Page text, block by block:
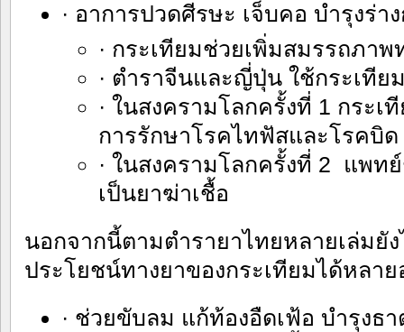
· อาการปวดศีรษะ เจ็บคอ บำรุงร่า
· กระเทียมช่วยเพิ่มสมรรถภาพ
· ตำราจีนและญี่ปุ่น ใช้กระเที
· ในสงครามโลกครั้งที่ 1 กระเ
การรักษาโรคไทฟัสและโรคบิด
· ในสงครามโลกครั้งที่ 2 แพ
เป็นยาฆ่าเชื้อ
นอกจากนี้ตามตำรายาไทยหลายเล่มยั
ประโยชน์ทางยาของกระเทียมได้หลาย
· ช่วยขับลม แก้ท้องอืดเฟ้อ บำรุงธา